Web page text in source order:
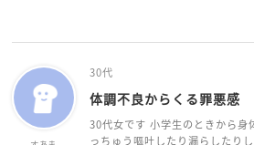
30代
体調不良からくる罪悪感
30代女です 小学生のときから身
っちゅう嘔吐したり漏らしたり